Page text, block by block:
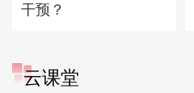
干预？
云课堂